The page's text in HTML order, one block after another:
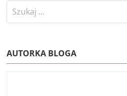
Szukaj:
AUTORKA BLOGA